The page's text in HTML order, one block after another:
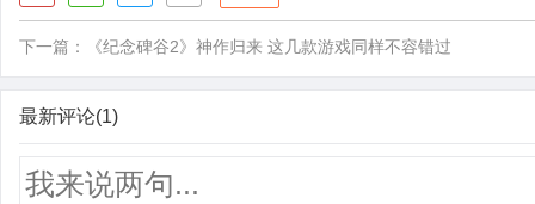
下一篇： 《纪念碑谷2》神作归来 这几款游戏同样不容错过
最新评论(1)